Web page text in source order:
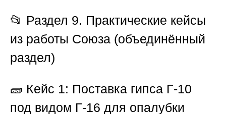
📂 Раздел 9. Практические кейсы
из работы Союза (объединённый
раздел)
🧱 Кейс 1: Поставка гипса Г-10
под видом Г-16 для опалубки